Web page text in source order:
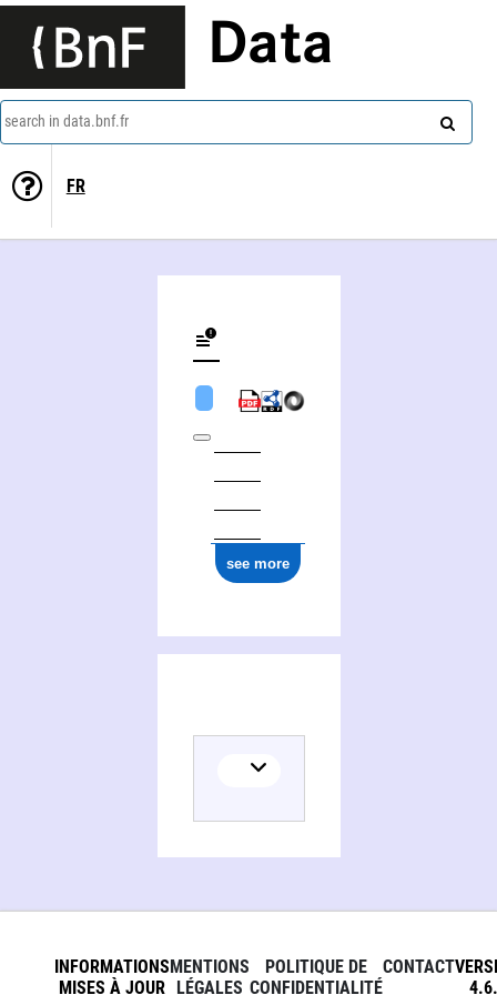
Data
search in data.bnf.fr
FR
see more
INFORMATIONS
MISES À JOUR
MENTIONS
LÉGALES
POLITIQUE DE
CONFIDENTIALITÉ
CONTACT